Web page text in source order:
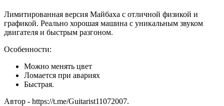
Лимитированная версия Майбаха с отличной физикой и
графикой. Реально хорошая машина с уникальным звуком
двигателя и быстрым разгоном.
Особенности:
Можно менять цвет
Ломается при авариях
Быстрая.
Автор - https://t.me/Guitarist11072007.